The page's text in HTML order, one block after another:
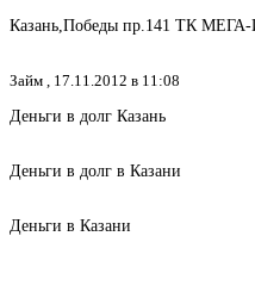
Казань,Победы пр.141 ТК
Займ , 17.11.2012 в 11:08
Деньги в долг Казань
Деньги в долг в Казани
Деньги в Казани